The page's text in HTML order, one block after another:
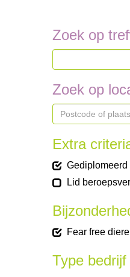
Zoek op
Zoek op
Extra
Gediplomeerd
Lid
Fear free
Type bedrijf